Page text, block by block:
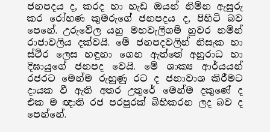
ජනපදය ද, කරද හා හැඩ ඔයන් නිම්න ඇසුරු
කර රෝහණ කුමරුගේ ජනපදය ද, පිහිටි බව
පෙනේ. උරුවේල යනු මහවැලිගම් නුවර නමින්
රාජාවලිය දක්වයි. මේ ජනපදවලින් නිසැක හා
ස්ථිර ලෙස හඳුනා ගෙන ඇත්තේ අනුරාධ හා
දිඝායුගේ ජනපද වෙයි. මේ ශාක්‍ය ආර්යයන්
රජරට මෙන්ම රුහුණු රට ද ජනාවාශ කිරීමට
දායක වී ඇති අතර උතුරේ මෙන්ම දකුණේ ද
එක ම ඥාති රජ පරපුරක් බිහිකරන ලද බව ද
පෙන්නේ.